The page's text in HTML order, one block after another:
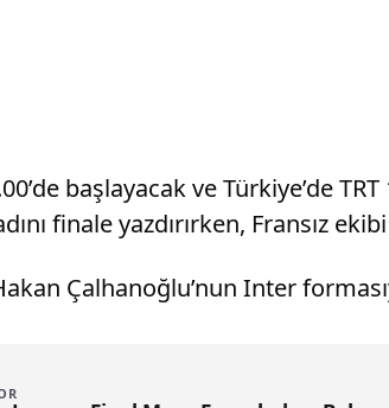
başlayacak ve Türkiye’de
finale yazdırırken, Fransız
Çalhanoğlu’nun Inter